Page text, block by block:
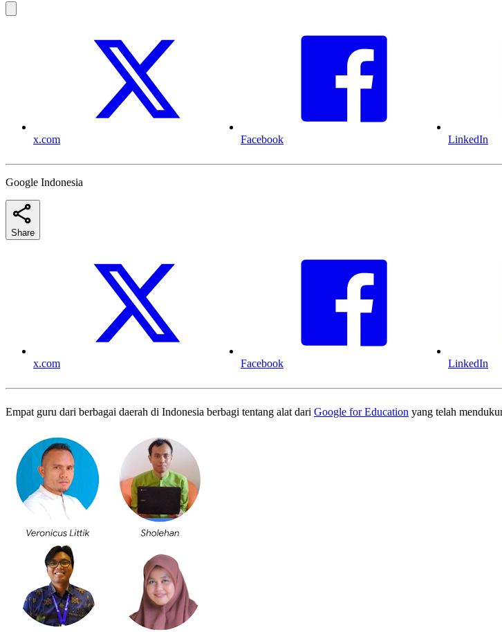
x.com Facebook LinkedIn
Google Indonesia
Share
x.com Facebook LinkedIn
Empat guru dari berbagai daerah di Indonesia berbagi tentang alat dari Google for Education yang telah